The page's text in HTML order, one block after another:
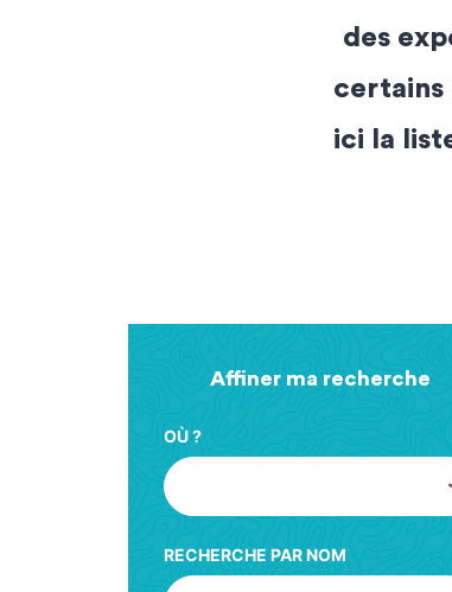
des
certains
ici la
Affiner ma recherche
OÙ ?
RECHERCHE PAR NOM